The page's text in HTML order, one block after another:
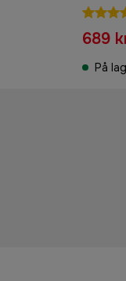
689
På